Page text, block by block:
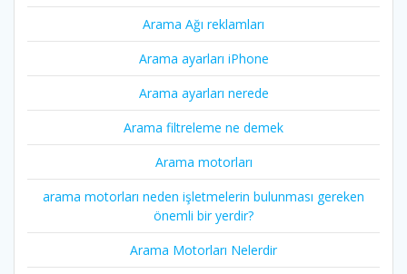
Arama Ağı reklamları
Arama ayarları iPhone
Arama ayarları nerede
Arama filtreleme ne demek
Arama motorları
arama motorları neden işletmelerin bulunması gereken
önemli bir yerdir?
Arama Motorları Nelerdir